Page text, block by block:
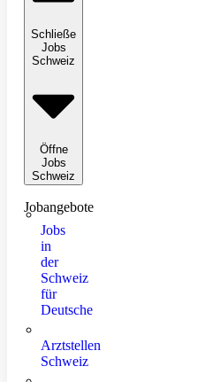
Schließe
Jobs
Schweiz
Öffne
Jobs
Schweiz
Jobangebote
Jobs
in
der
Schweiz
für
Deutsche
Arztstellen
Schweiz